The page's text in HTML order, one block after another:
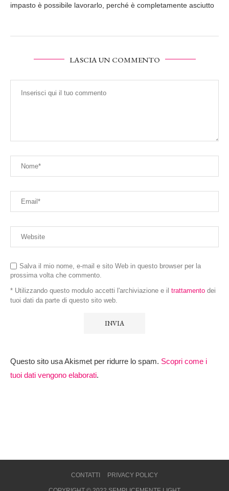
impasto è possibile lavorarlo, perché è completamente asciutto
LASCIA UN COMMENTO
Salva il mio nome, e-mail e sito Web in questo browser per la
prossima volta che commento.
* Utilizzando questo modulo accetti l'archiviazione e il trattamento dei
tuoi dati da parte di questo sito web.
Questo sito usa Akismet per ridurre lo spam. Scopri come i
tuoi dati vengono elaborati.
CONTATTI PRIVACY POLICY